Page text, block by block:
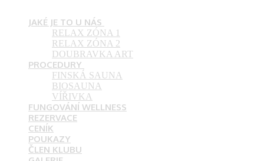
JAKÉ JE TO U NÁS
RELAX ZÓNA 1
RELAX ZÓNA 2
DOUBRAVKA ART
PROCEDURY
FINSKÁ SAUNA
BIOSAUNA
VÍŘIVKA
FUNGOVÁNÍ WELLNESS
REZERVACE
CENÍK
POUKAZY
ČLEN KLUBU